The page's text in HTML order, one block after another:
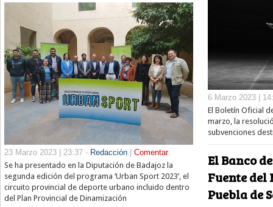
23 Marzo 2023 | 23:37 - Redacción| Comentar
Se ha presentado en la Diputación de Badajoz la
segunda edición del programa ‘Urban Sport 2023’, el
circuito provincial de deporte urbano incluido dentro
del Plan Provincial de Dinamización
6 Marzo 2023 |
El Boletín Oficial
marzo, la
subvenciones
El Banco
Fuente del
Puebla de